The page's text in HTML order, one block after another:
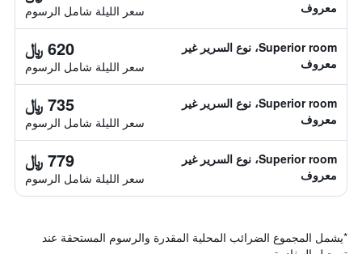
معروف
سعر الليلة شامل الرسوم
Superior room، نوع السرير غير
معروف
620 ﷼
سعر الليلة شامل الرسوم
Superior room، نوع السرير غير
معروف
735 ﷼
سعر الليلة شامل الرسوم
Superior room، نوع السرير غير
معروف
779 ﷼
سعر الليلة شامل الرسوم
*يشمل المجموع الضرائب المحلية المقدرة والرسوم المستحقة عند